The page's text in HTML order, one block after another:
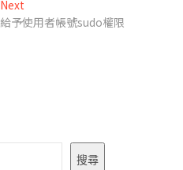
Next
post:
給予使用者帳號sudo權限
搜尋